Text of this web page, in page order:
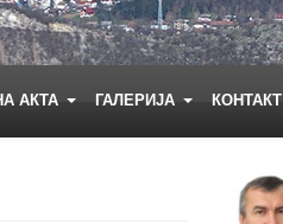
АКТА ГАЛЕРИЈА КОНТАКТ